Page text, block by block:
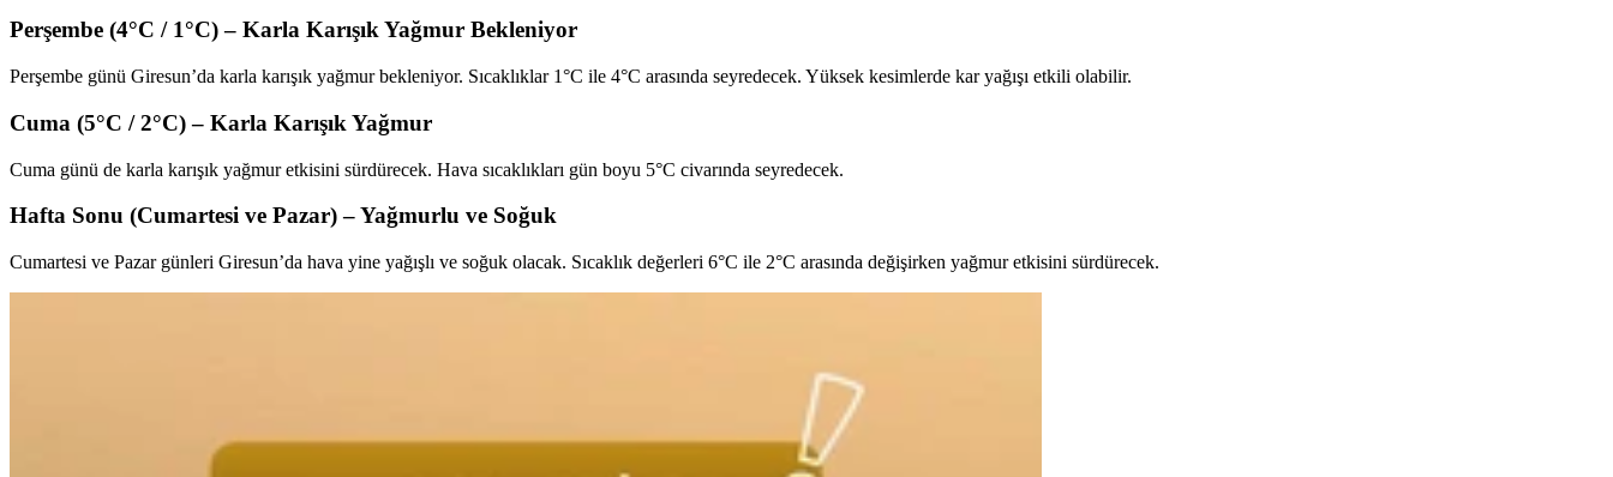
Perşembe (4°C / 1°C) – Karla Karışık Yağmur Bekleniyor
Perşembe günü Giresun’da karla karışık yağmur bekleniyor. Sıcaklıklar 1°C ile 4°C arasında seyredecek. Yüksek kesimlerde kar yağışı etkili olabilir.
Cuma (5°C / 2°C) – Karla Karışık Yağmur
Cuma günü de karla karışık yağmur etkisini sürdürecek. Hava sıcaklıkları gün boyu 5°C civarında seyredecek.
Hafta Sonu (Cumartesi ve Pazar) – Yağmurlu ve Soğuk
Cumartesi ve Pazar günleri Giresun’da hava yine yağışlı ve soğuk olacak. Sıcaklık değerleri 6°C ile 2°C arasında değişirken yağmur etkisini sürdürecek.